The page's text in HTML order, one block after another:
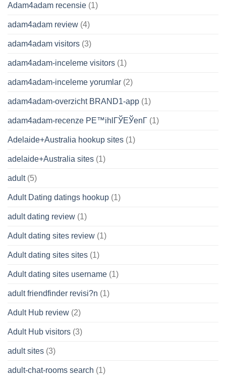
Adam4adam recensie (1)
adam4adam review (4)
adam4adam visitors (3)
adam4adam-inceleme visitors (1)
adam4adam-inceleme yorumlar (2)
adam4adam-overzicht BRAND1-app (1)
adam4adam-recenze PЕ™ihlГЎЕЎenГ­ (1)
Adelaide+Australia hookup sites (1)
adelaide+Australia sites (1)
adult(5)
Adult Dating datings hookup (1)
adult dating review (1)
Adult dating sites review (1)
Adult dating sites sites (1)
Adult dating sites username (1)
adult friendfinder revisi?n (1)
Adult Hub review (2)
Adult Hub visitors (3)
adult sites (3)
adult-chat-rooms search (1)